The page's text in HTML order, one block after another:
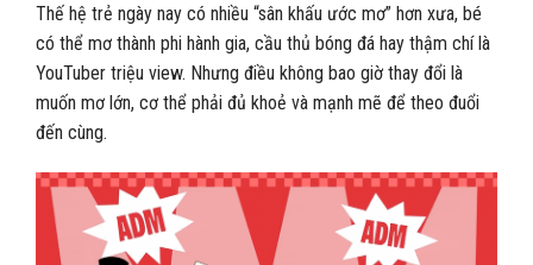
Thế hệ trẻ ngày nay có nhiều “sân khấu ước mơ” hơn xưa, bé
có thể mơ thành phi hành gia, cầu thủ bóng đá hay thậm chí là
YouTuber triệu view. Nhưng điều không bao giờ thay đổi là
muốn mơ lớn, cơ thể phải đủ khoẻ và mạnh mẽ để theo đuổi
đến cùng.